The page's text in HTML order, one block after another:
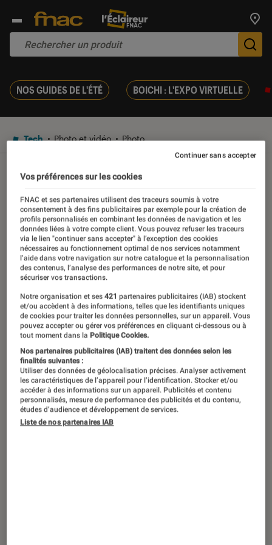
NOS GUIDES DE L'ÉTÉ BOICHI : L'EXPO VIRTUELLE
Tech Photo et vidéo Photo
TEST
Noté 2 étoiles sur 5
Test Labo du Nikon Coolpix
AW130
16 novembre 2016
Partager
Pour aller plus loin
Vos préférences sur les cookies
FNAC et ses partenaires utilisent des traceurs soumis à votre
consentement à des fins publicitaires par exemple pour la création de
profils personnalisés en combinant les données de navigation et les
données liées à votre compte client. Vous pouvez refuser les traceurs
via le lien "continuer sans accepter" à l’exception des cookies
nécessaires au fonctionnement optimal de nos services notamment
l’aide dans votre navigation sur notre catalogue et la personnalisation
des contenus, l’analyse des performances de notre site, et pour
sécuriser vos transactions.
Notre organisation et ses421 partenaires publicitaires (IAB) stockent
et/ou accèdent à des informations, telles que les identifiants uniques
de cookies pour traiter les données personnelles, sur un appareil. Vous
pouvez accepter ou gérer vos préférences en cliquant ci-dessous ou à
tout moment dans la Politique Cookies.
Nos partenaires publicitaires (IAB) traitent des données selon les
finalités suivantes :
Utiliser des données de géolocalisation précises. Analyser activement
les caractéristiques de l’appareil pour l’identification. Stocker et/ou
accéder à des informations sur un appareil. Publicités et contenu
personnalisés, mesure de performance des publicités et du contenu,
études d’audience et développement de services.
Liste de nos partenaires IAB
Continuer sans accepter